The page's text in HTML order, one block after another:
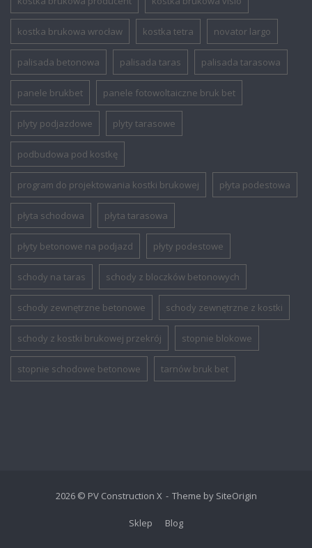
kostka brukowa wrocław kostka tetra novator largo
palisada betonowa palisada taras palisada tarasowa
panele brukbet panele fotowoltaiczne bruk bet
plyty podjazdowe plyty tarasowe
podbudowa pod kostkę
program do projektowania kostki brukowej płyta podestowa
płyta schodowa płyta tarasowa
płyty betonowe na podjazd płyty podestowe
schody na taras schody z bloczków betonowych
schody zewnętrzne betonowe schody zewnętrzne z kostki
schody z kostki brukowej przekrój stopnie blokowe
stopnie schodowe betonowe tarnów bruk bet
2026 © PV Construction X Theme by SiteOrigin
Sklep Blog